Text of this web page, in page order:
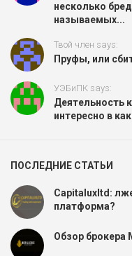
несколько
называемых...
Твой член says:
Пруфы, или
УЭБиПК says:
Деятельность
интересно в
ПОСЛЕДНИЕ СТАТЬИ
Capitaluxltd:
платформа?
Обзор